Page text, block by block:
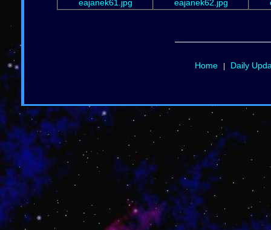
eajanek61.jpg eajanek62.jpg
Home| Daily